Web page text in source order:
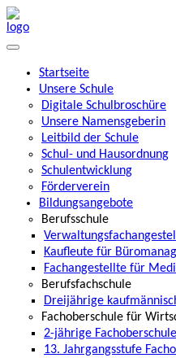
Startseite
Unsere Schule
Digitale Schulbroschüre
Unsere Namensgeberin
Leitbild der Schule
Schul- und Hausordnung
Schulentwicklung
Förderverein
Bildungsangebote
Berufsschule
Kaufleute für
Fachangestellte für
Berufsfachschule
Dreijährige
Fachoberschule für
2-jährige Fachoberschule
13. Jahrgangsstufe